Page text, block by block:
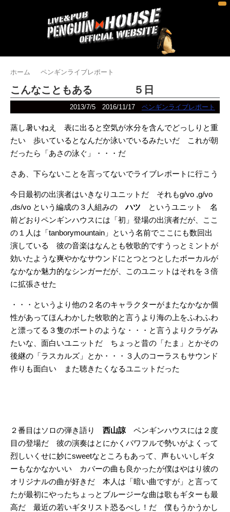
ホーム ペンギンライブレポート
こんなこともある ５日
2013/7/5 2016/11/17 ペンギンライブレポート
蒸し暑いねえ 表に出ると空気が水分を含んでどっしりと重
たい 歩いているとなんだか泳いでいるみたいだ これが朝
だったら「あさの泳ぐ」・・・だ
さあ、下らないことを言ってないでライブレポートに行こう
今日最初の出演者はいきなりユニットだ それもg/vo ,g/vo
,ds/vo という編成の３人組みのハツ というユニット 名
前どおりペンギンハウスには「初」登場の出演者だが、ここ
の１人は「tanborymountain」という名前でここにも数回出
演している 彼の音楽はなんとも牧歌的ですうっとミントが
効いたような爽やかなサウンドにとつとつとしたボーカルが
なかなか魅力的なシンガーだが、このユニットはそれを３倍
に拡張させた
・・・というより他の２名のキャラクターがまたなかなか個
性があってほんわかした牧歌的と言うより海の上をふわふわ
と漂ってる３隻のボートのような・・・と言うよりクラゲみ
たいな、面白いユニットだ ちょっと昔の「たま」とかその
後継の「ラスカルズ」とか・・・３人のコーラスもサウンド
作りも面白い また聴きたくなるユニットだった
２番目はソロの弾き語り 西山諒ペンギンハウスには２度
目の登場だ 彼の演奏はとにかくパワフルで勢いがよくって
烈しいくせに妙にsweetなところもあって、声もいいしギタ
ーもなかなかいい カバーの曲も良かったが僕はやはり彼の
オリジナルの曲が好きだ 本人は「暗い曲ですが」と言って
たが最初にやったちょっとブルージーな曲は歌もギターも最
高だ 最近の若いギタリスト恐るべし！だ 僕もうかうかし